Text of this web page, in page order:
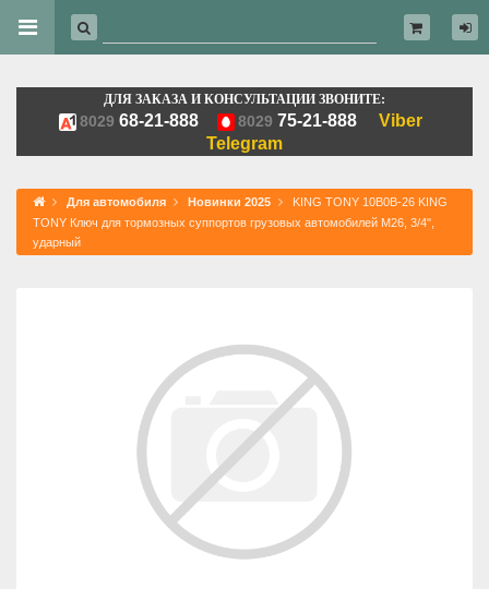
ДЛЯ ЗАКАЗА И КОНСУЛЬТАЦИИ ЗВОНИТЕ:
8029 68-21-888 8029 75-21-888
Viber
Telegram
Для автомобиля Новинки 2025
KING TONY 10B0B-26 KING
TONY Ключ для тормозных суппортов грузовых автомобилей M26, 3/4",
ударный